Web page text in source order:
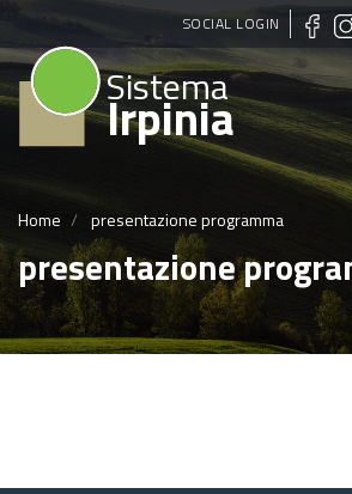
Skip
to
main
content
SOCIAL LOGIN
Sistema
Irpinia
Home presentazione programma
presentazione